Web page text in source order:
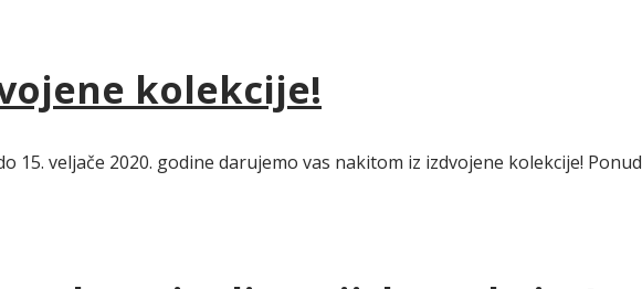
kolekcije!
15. veljače 2020. godine darujemo vas nakitom iz izdvojene kolekcije!